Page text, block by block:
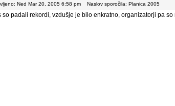
Ned Mar 20, 2005 6:58 pm Naslov sporočila: Planica 2005
so padali rekordi, vzdušje je bilo enkratno, organizatorji pa